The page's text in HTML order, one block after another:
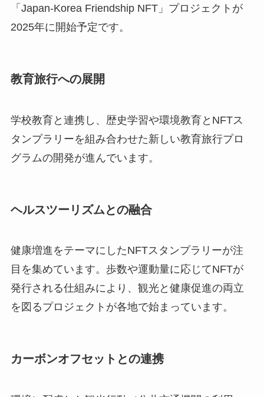
「Japan-Korea Friendship NFT」プロジェクトが
2025年に開始予定です。
教育旅行への展開
学校教育と連携し、歴史学習や環境教育とNFTス
タンプラリーを組み合わせた新しい教育旅行プロ
グラムの開発が進んでいます。
ヘルスツーリズムとの融合
健康増進をテーマにしたNFTスタンプラリーが注
目を集めています。歩数や運動量に応じてNFTが
発行される仕組みにより、観光と健康促進の両立
を図るプロジェクトが各地で始まっています。
カーボンオフセットとの連携